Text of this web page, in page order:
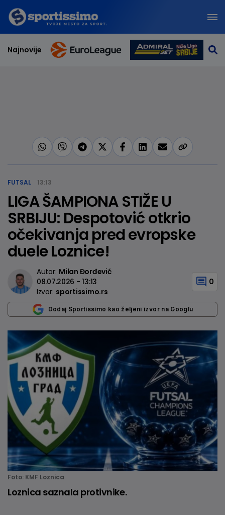
Najnovije
FUTSAL 13:13
LIGA ŠAMPIONA STIŽE U
SRBIJU: Despotović otkrio
očekivanja pred evropske
duele Loznice!
Autor: Milan Đorđević
08.07.2026 - 13:13
Izvor: sportissimo.rs
0
Dodaj Sportissimo kao željeni izvor na Googlu
Foto: KMF Loznica
Loznica saznala protivnike.